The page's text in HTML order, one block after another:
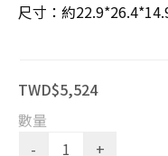
尺寸：約
TWD$5,524
數量